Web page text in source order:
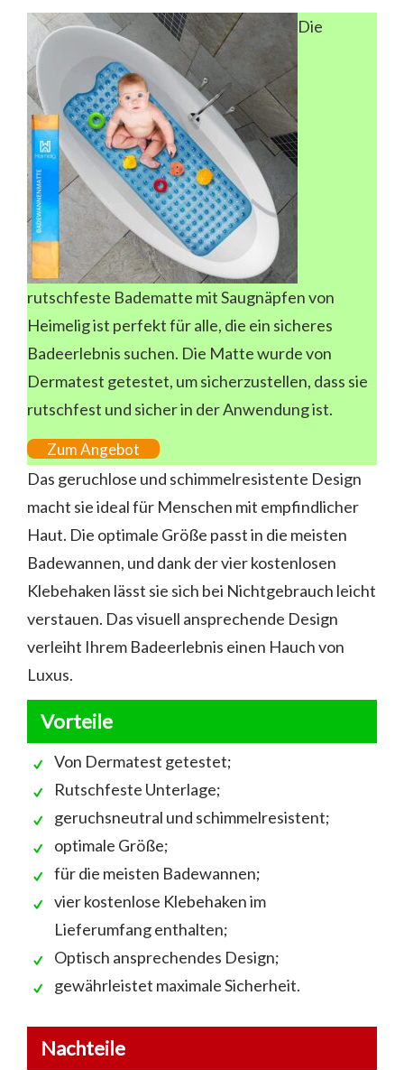
Die
rutschfeste Badematte mit Saugnäpfen von
Heimelig ist perfekt für alle, die ein sicheres
Badeerlebnis suchen. Die Matte wurde von
Dermatest getestet, um sicherzustellen, dass sie
rutschfest und sicher in der Anwendung ist.
Zum Angebot
Das geruchlose und schimmelresistente Design
macht sie ideal für Menschen mit empfindlicher
Haut. Die optimale Größe passt in die meisten
Badewannen, und dank der vier kostenlosen
Klebehaken lässt sie sich bei Nichtgebrauch leicht
verstauen. Das visuell ansprechende Design
verleiht Ihrem Badeerlebnis einen Hauch von
Luxus.
Vorteile
Von Dermatest getestet;
Rutschfeste Unterlage;
geruchsneutral und schimmelresistent;
optimale Größe;
für die meisten Badewannen;
vier kostenlose Klebehaken im
Lieferumfang enthalten;
Optisch ansprechendes Design;
gewährleistet maximale Sicherheit.
Nachteile